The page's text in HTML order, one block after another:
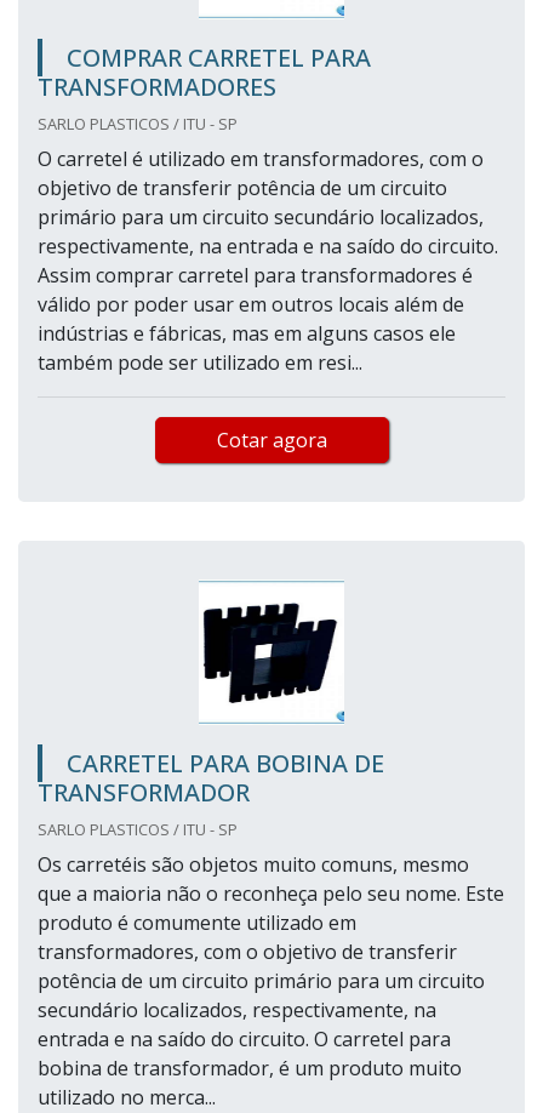
COMPRAR CARRETEL PARA
TRANSFORMADORES
SARLO PLASTICOS / ITU - SP
O carretel é utilizado em transformadores, com o
objetivo de transferir potência de um circuito
primário para um circuito secundário localizados,
respectivamente, na entrada e na saído do circuito.
Assim comprar carretel para transformadores é
válido por poder usar em outros locais além de
indústrias e fábricas, mas em alguns casos ele
também pode ser utilizado em resi...
Cotar agora
CARRETEL PARA BOBINA DE
TRANSFORMADOR
SARLO PLASTICOS / ITU - SP
Os carretéis são objetos muito comuns, mesmo
que a maioria não o reconheça pelo seu nome. Este
produto é comumente utilizado em
transformadores, com o objetivo de transferir
potência de um circuito primário para um circuito
secundário localizados, respectivamente, na
entrada e na saído do circuito. O carretel para
bobina de transformador, é um produto muito
utilizado no merca...